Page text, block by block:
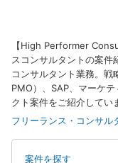
【High Performer
スコンサルタントの案件
コンサルタント業務。戦
PMO）、SAP、マーケ
クト案件をご紹介してい
フリーランス・コンサル
案件を探す